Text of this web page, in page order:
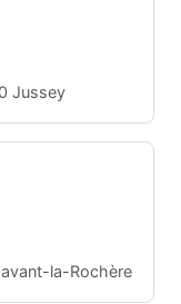
Jussey
la-Rochère